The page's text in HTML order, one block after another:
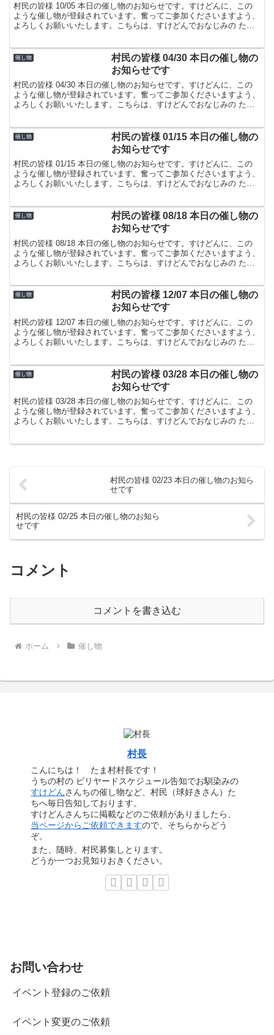
村民の皆様 10/05 本日の催し物のお知らせです。すけどんに、この
ような催し物が登録されています。奮ってご参加くださいますよう、
よろしくお願いいたします。こちらは、すけどんでおなじみの たま
催し物
村民の皆様 04/30 本日の催し物の
お知らせです
村民の皆様 04/30 本日の催し物のお知らせです。すけどんに、この
ような催し物が登録されています。奮ってご参加くださいますよう、
よろしくお願いいたします。こちらは、すけどんでおなじみの たま
催し物
村民の皆様 01/15 本日の催し物の
お知らせです
村民の皆様 01/15 本日の催し物のお知らせです。すけどんに、この
ような催し物が登録されています。奮ってご参加くださいますよう、
よろしくお願いいたします。こちらは、すけどんでおなじみの たま
催し物
村民の皆様 08/18 本日の催し物の
お知らせです
村民の皆様 08/18 本日の催し物のお知らせです。すけどんに、この
ような催し物が登録されています。奮ってご参加くださいますよう、
よろしくお願いいたします。こちらは、すけどんでおなじみの たま
催し物
村民の皆様 12/07 本日の催し物の
お知らせです
村民の皆様 12/07 本日の催し物のお知らせです。すけどんに、この
ような催し物が登録されています。奮ってご参加くださいますよう、
よろしくお願いいたします。こちらは、すけどんでおなじみの たま
催し物
村民の皆様 03/28 本日の催し物の
お知らせです
村民の皆様 03/28 本日の催し物のお知らせです。すけどんに、この
ような催し物が登録されています。奮ってご参加くださいますよう、
よろしくお願いいたします。こちらは、すけどんでおなじみの たま
村民の皆様 02/23 本日の催し物のお知ら
せです
村民の皆様 02/25 本日の催し物のお知ら
せです
コメント
コメントを書き込む
ホーム 催し物
村長
こんにちは！ たま村村長です！
うちの村の ビリヤードスケジュール告知でお馴染みの
すけどんさんちの催し物など、村民（球好きさん）た
ちへ毎日告知しております。
すけどんさんちに掲載などのご依頼がありましたら、
当ページからご依頼できますので、そちらからどう
ぞ。
また、随時、村民募集しとります。
どうか一つお見知りおきください。
お問い合わせ
イベント登録のご依頼
イベント変更のご依頼